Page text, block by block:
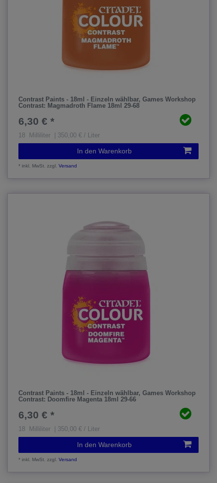
Contrast Paints - 18ml - Einzeln wählbar, Games Workshop
Contrast: Magmadroth Flame 18ml 29-68
6,30 € *
18 Milliliter | 350,00 € / Liter
In den Warenkorb
*inkl. MwSt. zzgl.Versand
Contrast Paints - 18ml - Einzeln wählbar, Games Workshop
Contrast: Doomfire Magenta 18ml 29-66
6,30 € *
18 Milliliter | 350,00 € / Liter
In den Warenkorb
*inkl. MwSt. zzgl.Versand